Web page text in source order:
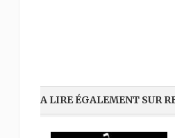
A LIRE ÉGALEMENT SUR